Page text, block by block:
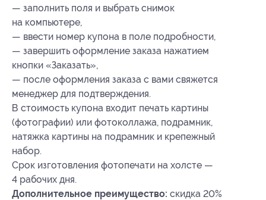
— заполнить поля и выбрать снимок
на компьютере,
— ввести номер купона в поле подробности,
— завершить оформление заказа нажатием
кнопки «Заказать»,
— после оформления заказа с вами свяжется
менеджер для подтверждения.
В стоимость купона входит печать картины
(фотографии) или фотоколлажа, подрамник,
натяжка картины на подрамник и крепежный
набор.
Срок изготовления фотопечати на холсте —
4 рабочих дня.
Дополнительное преимущество: скидка 20%